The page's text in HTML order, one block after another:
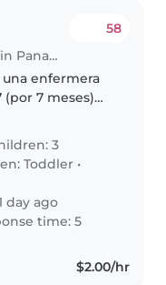
Babysitting job in Panama City
58
enfermera
(por 7 meses)
Las
principales
con el..
3
Toddler •
day ago
time: 5
$2.00/hr